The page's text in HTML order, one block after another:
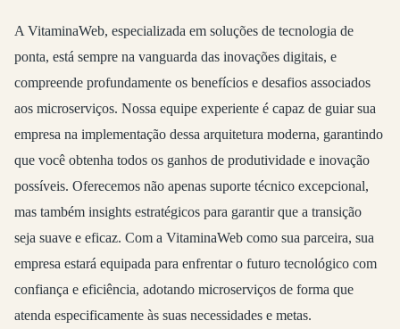
A VitaminaWeb, especializada em soluções de tecnologia de
ponta, está sempre na vanguarda das inovações digitais, e
compreende profundamente os benefícios e desafios associados
aos microserviços. Nossa equipe experiente é capaz de guiar sua
empresa na implementação dessa arquitetura moderna, garantindo
que você obtenha todos os ganhos de produtividade e inovação
possíveis. Oferecemos não apenas suporte técnico excepcional,
mas também insights estratégicos para garantir que a transição
seja suave e eficaz. Com a VitaminaWeb como sua parceira, sua
empresa estará equipada para enfrentar o futuro tecnológico com
confiança e eficiência, adotando microserviços de forma que
atenda especificamente às suas necessidades e metas.